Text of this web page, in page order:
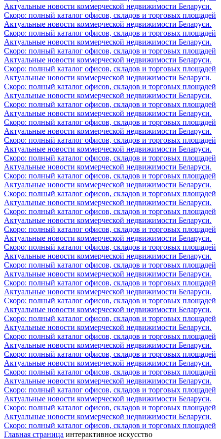
Актуальные новости коммерческой недвижимости Беларуси.
Скоро: полный каталог офисов, складов и торговых площадей
Актуальные новости коммерческой недвижимости Беларуси.
Скоро: полный каталог офисов, складов и торговых площадей
Актуальные новости коммерческой недвижимости Беларуси.
Скоро: полный каталог офисов, складов и торговых площадей
Актуальные новости коммерческой недвижимости Беларуси.
Скоро: полный каталог офисов, складов и торговых площадей
Актуальные новости коммерческой недвижимости Беларуси.
Скоро: полный каталог офисов, складов и торговых площадей
Актуальные новости коммерческой недвижимости Беларуси.
Скоро: полный каталог офисов, складов и торговых площадей
Актуальные новости коммерческой недвижимости Беларуси.
Скоро: полный каталог офисов, складов и торговых площадей
Актуальные новости коммерческой недвижимости Беларуси.
Скоро: полный каталог офисов, складов и торговых площадей
Актуальные новости коммерческой недвижимости Беларуси.
Скоро: полный каталог офисов, складов и торговых площадей
Актуальные новости коммерческой недвижимости Беларуси.
Скоро: полный каталог офисов, складов и торговых площадей
Актуальные новости коммерческой недвижимости Беларуси.
Скоро: полный каталог офисов, складов и торговых площадей
Актуальные новости коммерческой недвижимости Беларуси.
Скоро: полный каталог офисов, складов и торговых площадей
Актуальные новости коммерческой недвижимости Беларуси.
Скоро: полный каталог офисов, складов и торговых площадей
Актуальные новости коммерческой недвижимости Беларуси.
Скоро: полный каталог офисов, складов и торговых площадей
Актуальные новости коммерческой недвижимости Беларуси.
Скоро: полный каталог офисов, складов и торговых площадей
Актуальные новости коммерческой недвижимости Беларуси.
Скоро: полный каталог офисов, складов и торговых площадей
Актуальные новости коммерческой недвижимости Беларуси.
Скоро: полный каталог офисов, складов и торговых площадей
Актуальные новости коммерческой недвижимости Беларуси.
Скоро: полный каталог офисов, складов и торговых площадей
Актуальные новости коммерческой недвижимости Беларуси.
Скоро: полный каталог офисов, складов и торговых площадей
Актуальные новости коммерческой недвижимости Беларуси.
Скоро: полный каталог офисов, складов и торговых площадей
Актуальные новости коммерческой недвижимости Беларуси.
Скоро: полный каталог офисов, складов и торговых площадей
Актуальные новости коммерческой недвижимости Беларуси.
Скоро: полный каталог офисов, складов и торговых площадей
Актуальные новости коммерческой недвижимости Беларуси.
Скоро: полный каталог офисов, складов и торговых площадей
Актуальные новости коммерческой недвижимости Беларуси.
Скоро: полный каталог офисов, складов и торговых площадей
Главная страница интерактивное искусство